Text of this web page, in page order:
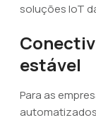
soluções IoT
estável
Para as